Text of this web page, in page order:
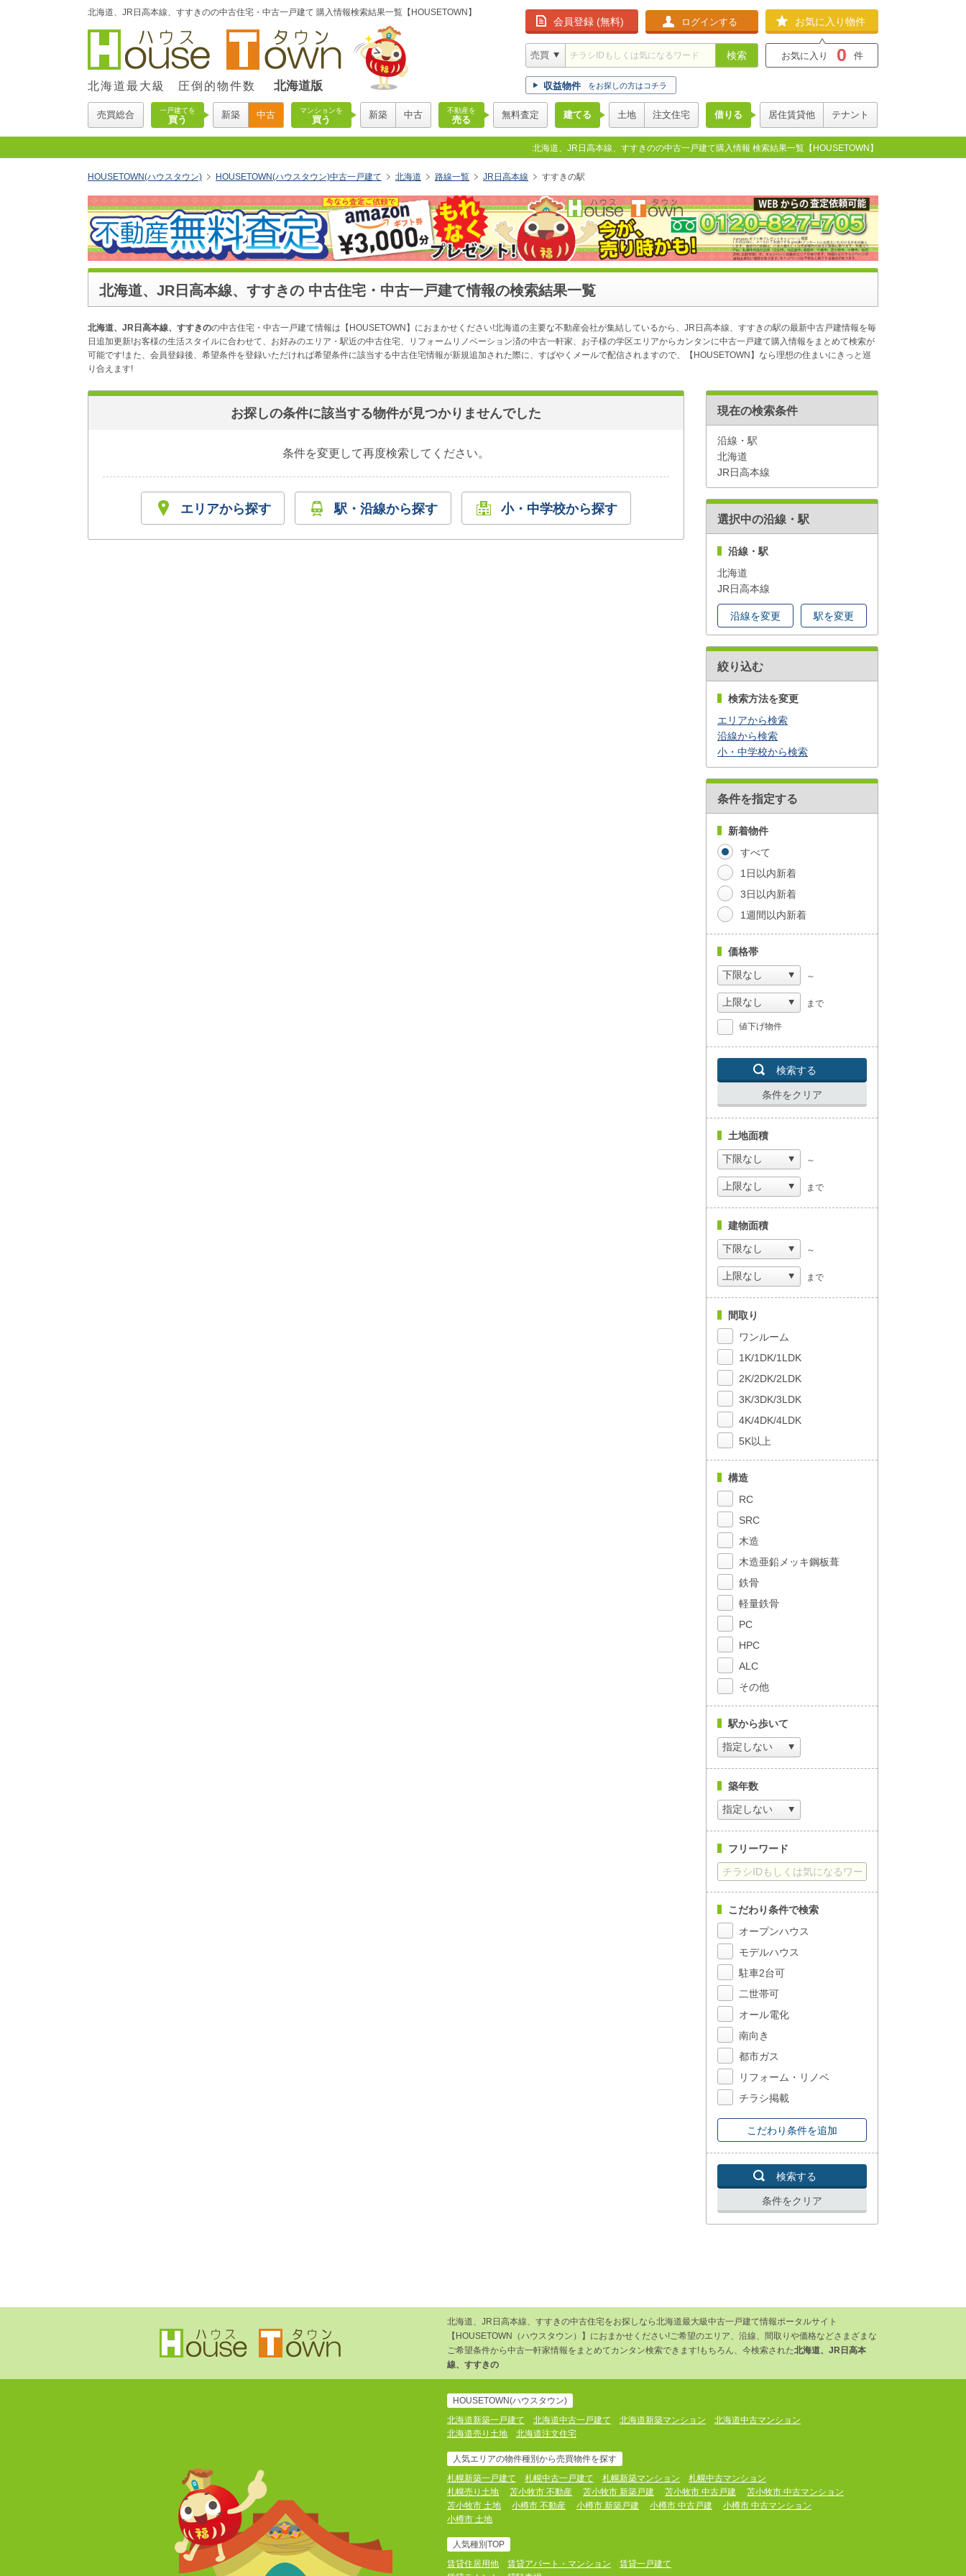
北海道、JR日高本線、すすきのの中古住宅・中古一戸建て 購入情報検索結果一覧【HOUSETOWN】
北海道最大級 圧倒的物件数 北海道版
会員登録 (無料) ログインする お気に入り物件
お気に入り 0 件
検索
収益物件 をお探しの方はコチラ
売買総合 一戸建てを
買う 新築 中古 マンションを
買う 新築 中古 不動産を
売る 無料査定 建てる 土地 注文住宅 借りる 居住賃貸他 テナント
北海道、JR日高本線、すすきのの中古一戸建て購入情報 検索結果一覧【HOUSETOWN】
HOUSETOWN(ハウスタウン) HOUSETOWN(ハウスタウン)中古一戸建て 北海道 路線一覧 JR日高本線 すすきの駅
北海道、JR日高本線、すすきの 中古住宅・中古一戸建て情報の検索結果一覧
北海道、JR日高本線、すすきのの中古住宅・中古一戸建て情報は【HOUSETOWN】におまかせください!北海道の主要な不動産会社が集結しているから、JR日高本線、すすきの駅の最新中古戸建情報を毎
日追加更新!お客様の生活スタイルに合わせて、お好みのエリア・駅近の中古住宅、リフォームリノベーション済の中古一軒家、お子様の学区エリアからカンタンに中古一戸建て購入情報をまとめて検索が
可能です!また、会員登録後、希望条件を登録いただければ希望条件に該当する中古住宅情報が新規追加された際に、すばやくメールで配信されますので、【HOUSETOWN】なら理想の住まいにきっと巡
り合えます!
お探しの条件に該当する物件が見つかりませんでした
条件を変更して再度検索してください。
エリアから探す 駅・沿線から探す 小・中学校から探す
現在の検索条件
沿線・駅
北海道
JR日高本線
選択中の沿線・駅
沿線・駅
北海道
JR日高本線
沿線を変更 駅を変更
絞り込む
検索方法を変更
エリアから検索
沿線から検索
小・中学校から検索
条件を指定する
新着物件
すべて
1日以内新着
3日以内新着
1週間以内新着
価格帯
～
まで
値下げ物件
検索する
条件をクリア
土地面積
～
まで
建物面積
～
まで
間取り
ワンルーム
1K/1DK/1LDK
2K/2DK/2LDK
3K/3DK/3LDK
4K/4DK/4LDK
5K以上
構造
RC
SRC
木造
木造亜鉛メッキ鋼板葺
鉄骨
軽量鉄骨
PC
HPC
ALC
その他
駅から歩いて
築年数
フリーワード
こだわり条件で検索
オープンハウス
モデルハウス
駐車2台可
二世帯可
オール電化
南向き
都市ガス
リフォーム・リノベ
チラシ掲載
こだわり条件を追加
検索する
条件をクリア
北海道、JR日高本線、すすきの中古住宅をお探しなら北海道最大級中古一戸建て情報ポータルサイト
【HOUSETOWN（ハウスタウン）】におまかせください!ご希望のエリア、沿線、間取りや価格などさまざまな
ご希望条件から中古一軒家情報をまとめてカンタン検索できます!もちろん、今検索された北海道、JR日高本
線、すすきの
HOUSETOWN(ハウスタウン)
北海道新築一戸建て
北海道中古一戸建て 北海道新築マンション
北海道中古マンション
北海道売り土地
北海道注文住宅
人気エリアの物件種別から売買物件を探す
札幌新築一戸建て
札幌中古一戸建て 札幌新築マンション
札幌中古マンション
札幌売り土地
苫小牧市 不動産 苫小牧市 新築戸建 苫小牧市 中古戸建
苫小牧市 中古マンション
苫小牧市 土地
小樽市 不動産 小樽市 新築戸建 小樽市 中古戸建
小樽市 中古マンション
小樽市 土地
人気種別TOP
賃貸住居用他
賃貸アパート・マンション
賃貸一戸建て